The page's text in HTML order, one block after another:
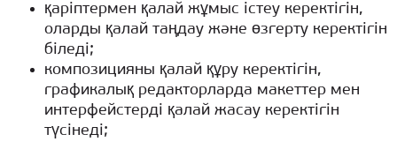
қаріптермен қалай жұмыс істеу керектігін,
оларды қалай таңдау және өзгерту керектігін
біледі;
композицияны қалай құру керектігін,
графикалық редакторларда макеттер мен
интерфейстерді қалай жасау керектігін
түсінеді;